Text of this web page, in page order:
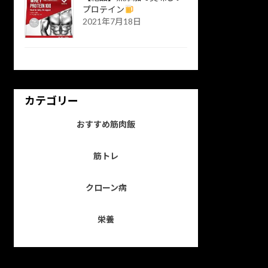
プロテイン
2021年7月18日
カテゴリー
おすすめ筋肉飯
筋トレ
クローン病
栄養